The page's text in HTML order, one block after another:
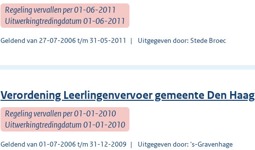
Regeling vervallen per 01-06-2011
Uitwerkingtredingdatum 01-06-2011
Geldend van 27-07-2006 t/m 31-05-2011 Uitgegeven door: Stede Broec
Verordening Leerlingenvervoer gemeente Den Haag
Regeling vervallen per 01-01-2010
Uitwerkingtredingdatum 01-01-2010
Geldend van 01-07-2006 t/m 31-12-2009 Uitgegeven door: 's-Gravenhage